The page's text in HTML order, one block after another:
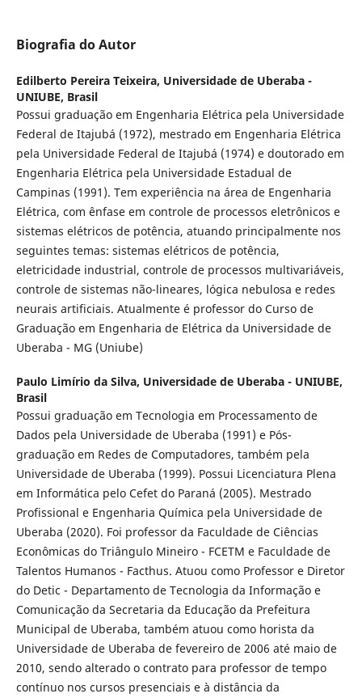
Biografia do Autor
Edilberto Pereira Teixeira, Universidade de Uberaba -
UNIUBE, Brasil
Possui graduação em Engenharia Elétrica pela Universidade
Federal de Itajubá (1972), mestrado em Engenharia Elétrica
pela Universidade Federal de Itajubá (1974) e doutorado em
Engenharia Elétrica pela Universidade Estadual de
Campinas (1991). Tem experiência na área de Engenharia
Elétrica, com ênfase em controle de processos eletrônicos e
sistemas elétricos de potência, atuando principalmente nos
seguintes temas: sistemas elétricos de potência,
eletricidade industrial, controle de processos multivariáveis,
controle de sistemas não-lineares, lógica nebulosa e redes
neurais artificiais. Atualmente é professor do Curso de
Graduação em Engenharia de Elétrica da Universidade de
Uberaba - MG (Uniube)
Paulo Limírio da Silva, Universidade de Uberaba - UNIUBE,
Brasil
Possui graduação em Tecnologia em Processamento de
Dados pela Universidade de Uberaba (1991) e Pós-
graduação em Redes de Computadores, também pela
Universidade de Uberaba (1999). Possui Licenciatura Plena
em Informática pelo Cefet do Paraná (2005). Mestrado
Profissional e Engenharia Química pela Universidade de
Uberaba (2020). Foi professor da Faculdade de Ciências
Econômicas do Triângulo Mineiro - FCETM e Faculdade de
Talentos Humanos - Facthus. Atuou como Professor e Diretor
do Detic - Departamento de Tecnologia da Informação e
Comunicação da Secretaria da Educação da Prefeitura
Municipal de Uberaba, também atuou como horista da
Universidade de Uberaba de fevereiro de 2006 até maio de
2010, sendo alterado o contrato para professor de tempo
contínuo nos cursos presenciais e à distância da